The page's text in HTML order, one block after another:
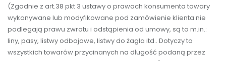
(Zgodnie z art.38 pkt 3 ustawy o prawach konsumenta towary
wykonywane lub modyfikowane pod zamówienie klienta nie
podlegają prawu zwrotu i odstąpienia od umowy, są to m.in.:
liny, pasy, listwy odbojowe, listwy do żagla itd.. Dotyczy to
wszystkich towarów przycinanych na długość podaną przez